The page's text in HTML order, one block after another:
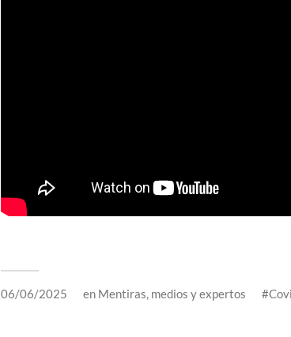
06/06/2025 en Mentiras, medios y expertos